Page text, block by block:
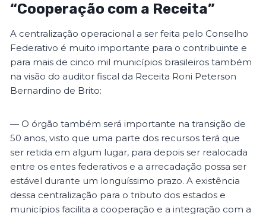
“Cooperação com a Receita”
A centralização operacional a ser feita pelo Conselho
Federativo é muito importante para o contribuinte e
para mais de cinco mil municípios brasileiros também
na visão do auditor fiscal da Receita Roni Peterson
Bernardino de Brito:
— O órgão também será importante na transição de
50 anos, visto que uma parte dos recursos terá que
ser retida em algum lugar, para depois ser realocada
entre os entes federativos e a arrecadação possa ser
estável durante um longuíssimo prazo. A existência
dessa centralização para o tributo dos estados e
municípios facilita a cooperação e a integração com a